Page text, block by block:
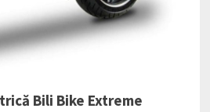
Bili Bike Extreme